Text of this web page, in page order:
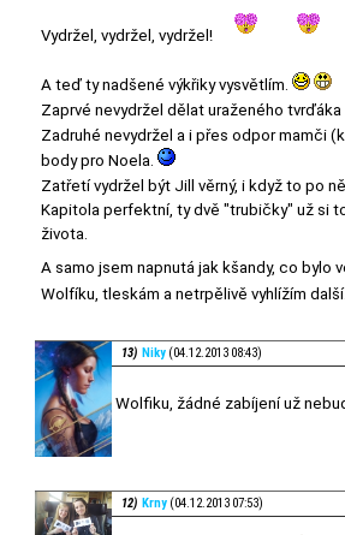
Vydržel, vydržel, vydržel!
A teď ty nadšené výkřiky vysvětlím.
Zaprvé nevydržel dělat uraženého
Zadruhé nevydržel a i přes odpor mamči
body pro Noela.
Zatřetí vydržel být Jill věrný, i když to po
Kapitola perfektní, ty dvě "trubičky" už si
života.
A samo jsem napnutá jak kšandy, co bylo
Wolfíku, tleskám a netrpělivě vyhlížím
13) Niky (04.12.2013 08:43)
Wolfiku, žádné zabíjení už
12) Krny (04.12.2013 07:53)